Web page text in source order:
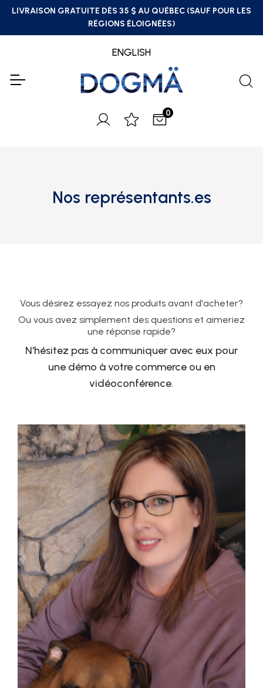
LIVRAISON GRATUITE DÈS 35 $ AU QUÉBEC (SAUF POUR LES
RÉGIONS ÉLOIGNÉES)
ENGLISH
0
Nos représentants.es
Vous désirez essayez nos produits avant d'acheter?
Ou vous avez simplement des questions et aimeriez
une réponse rapide?
N'hésitez pas à communiquer avec eux pour
une démo à votre commerce ou en
vidéoconférence.